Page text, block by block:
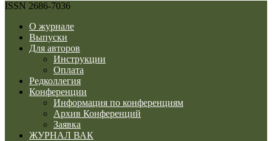
ISSN 2686-7036
О журнале
Выпуски
Для авторов
Инструкции
Оплата
Редколлегия
Конференции
Информация по конференциям
Архив Конференций
Заявка
ЖУРНАЛ ВАК